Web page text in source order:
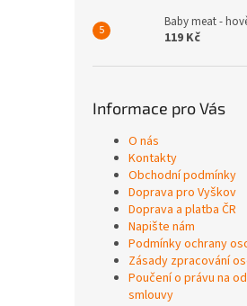
Baby meat -
119 Kč
Informace pro Vás
O nás
Kontakty
Obchodní podmínky
Doprava pro Vyškov
Doprava a platba ČR
Napište nám
Podmínky ochrany
Zásady zpracování
Poučení o právu na
smlouvy